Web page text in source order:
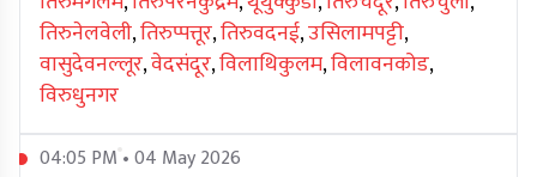
तिरुनेलवेली,तिरुप्पत्तूर,तिरुवदनई,उसिलामपट्टी,
वासुदेवनल्लूर,वेदसंदूर,विलाथिकुलम,विलावनकोड,
विरुधुनगर
04:05 PM • 04 May 2026